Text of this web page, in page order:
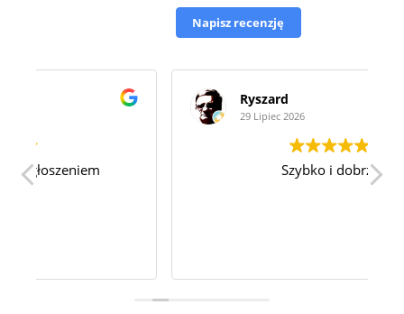
Napisz recenzję
Ryszard